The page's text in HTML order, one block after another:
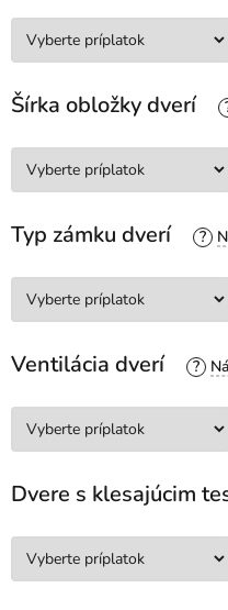
Šírka obložky dverí
Typ zámku dverí ?
Ventilácia dverí ?
Dvere s klesajúcim